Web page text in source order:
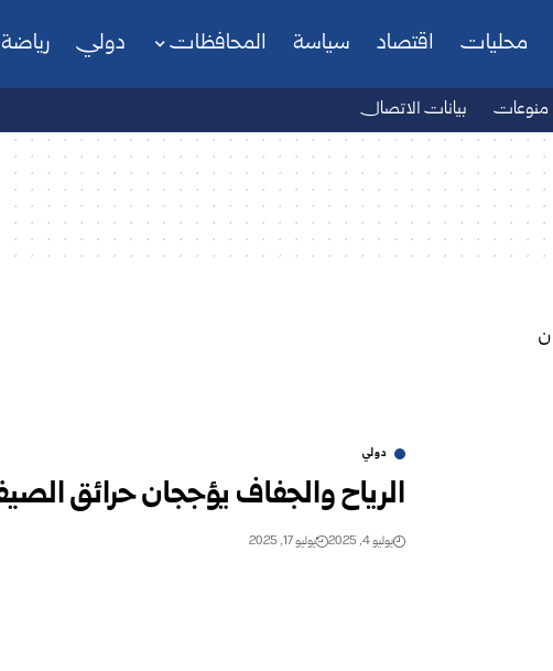
محليات اقتصاد سياسة المحافظات دولي رياضة
منوعات بيانات الاتصال
دولي
الرياح والجفاف يؤججان حرائق
يوليو 4, 2025 يوليو 17, 2025